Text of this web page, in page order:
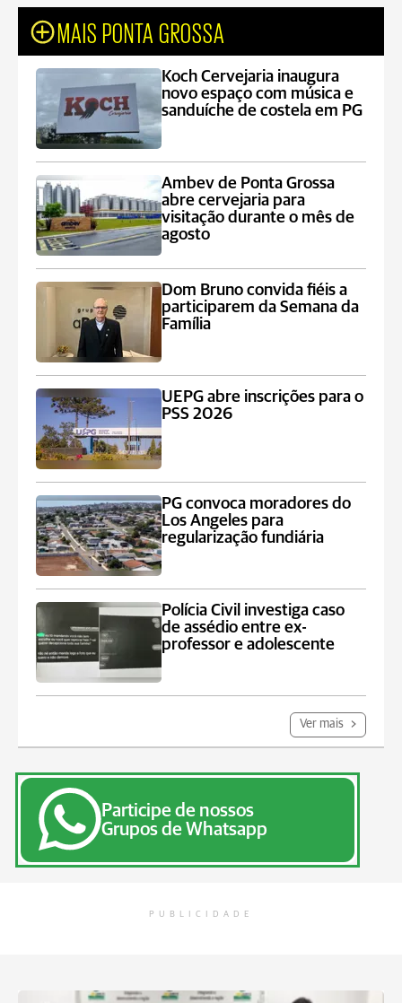
MAIS PONTA GROSSA
Koch Cervejaria inaugura
novo espaço com música e
sanduíche de costela em PG
Ambev de Ponta Grossa
abre cervejaria para
visitação durante o mês de
agosto
Dom Bruno convida fiéis a
participarem da Semana da
Família
UEPG abre inscrições para o
PSS 2026
PG convoca moradores do
Los Angeles para
regularização fundiária
Polícia Civil investiga caso
de assédio entre ex-
professor e adolescente
Ver mais
Participe de nossos
Grupos de Whatsapp
PUBLICIDADE